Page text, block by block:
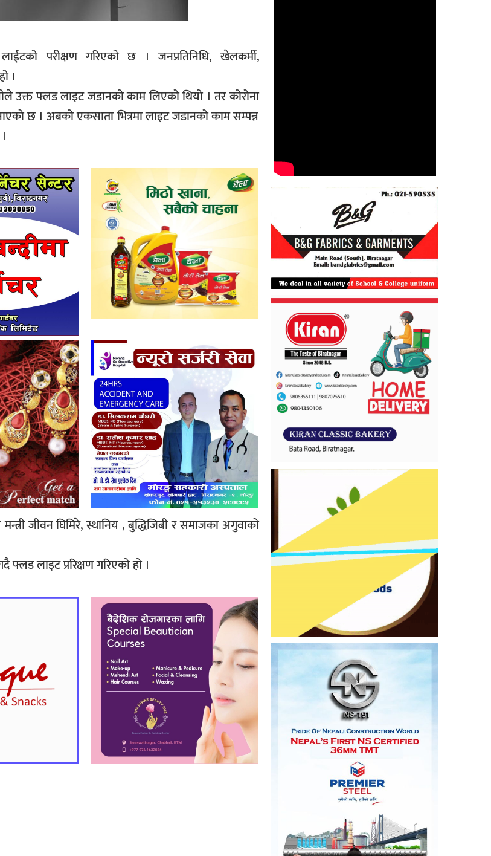
परीक्षण गरिएको छ । जनप्रतिनिधि, खेलकर्मी,
।
उक्त फ्लड लाइट जडानको काम लिएको थियो । तर कोरोना
छ । अबको एकसाता भित्रमा लाइट जडानको काम सम्पन्न
जीवन घिमिरे, स्थानिय , बुद्धिजिबी र समाजका अगुवाको
लाइट प्ररिक्षण गरिएको हो ।